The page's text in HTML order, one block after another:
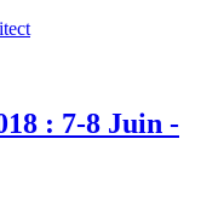
: 7-8 Juin -